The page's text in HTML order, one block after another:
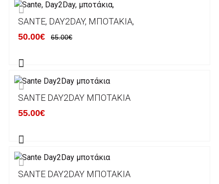
ΕΞΟΔΑ ΑΠΟΣΤΟΛΗΣ
ΕΛΛΑΔΑ
μεταφορικών 2€ για αγορές κάτω των 50€
Τα προϊόντα που παραγγέλνει ο χρήστης μέσω
του ηλεκτρονικού καταστήματος lablanca.gr
Χρόνος Διεκπεραίωσης Παραγγελιών:
SANTE, DAY2DAY, ΜΠΟΤΆΚΙΑ,
50.00€ 65.00€
SANTE DAY2DAY ΜΠΟΤΆΚΙΑ
55.00€
SANTE DAY2DAY ΜΠΟΤΆΚΙΑ